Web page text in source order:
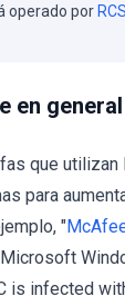
operado por
en general
que
para
"
is infected